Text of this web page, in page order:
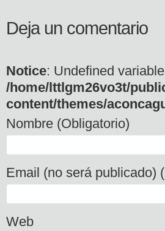
Deja un comentario
Notice: Undefined
/home/lttlgm26vo3t/
content/themes/
Nombre (Obligatorio)
Email (no será publicado)
Web